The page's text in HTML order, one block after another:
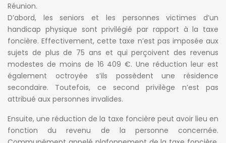
Réunion.
D’abord, les seniors et les personnes victimes d’un
handicap physique sont privilégié par rapport à la taxe
foncière. Effectivement, cette taxe n’est pas imposée aux
sujets de plus de 75 ans et qui perçoivent des revenus
modestes de moins de 16 409 €. Une réduction leur est
également octroyée s’ils possèdent une résidence
secondaire. Toutefois, ce second privilège n’est pas
attribué aux personnes invalides.
Ensuite, une réduction de la taxe foncière peut avoir lieu en
fonction du revenu de la personne concernée.